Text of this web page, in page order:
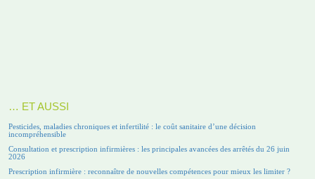
… ET AUSSI
Pesticides, maladies chroniques et infertilité : le coût sanitaire d’une décision
incompréhensible
Consultation et prescription infirmières : les principales avancées des arrêtés du 26 juin
2026
Prescription infirmière : reconnaître de nouvelles compétences pour mieux les limiter ?